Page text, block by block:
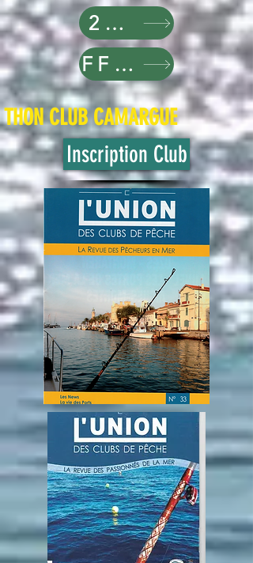
2027
FFPS
THON CLUBCAMARGUE
Inscription Club